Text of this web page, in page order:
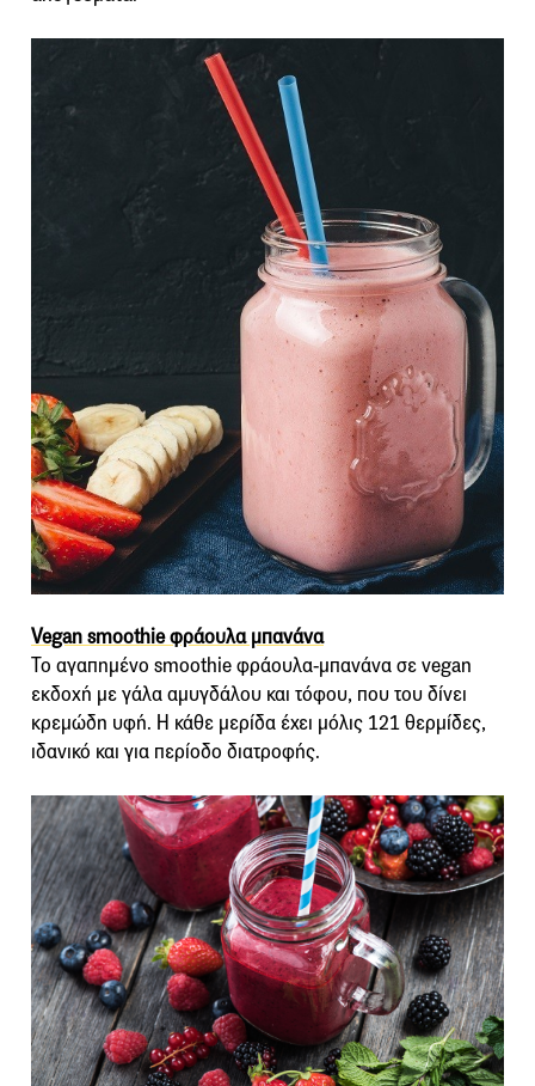
Vegan smoothie φράουλα μπανάνα
Το αγαπημένο smoothie φράουλα-μπανάνα σε vegan
εκδοχή με γάλα αμυγδάλου και τόφου, που του δίνει
κρεμώδη υφή. Η κάθε μερίδα έχει μόλις 121 θερμίδες,
ιδανικό και για περίοδο διατροφής.